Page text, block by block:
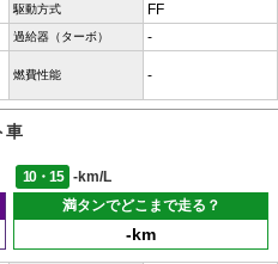
駆動方式 FF
過給器（ターボ） -
燃費性能 -
車
10・15
-km/L
満タンでどこまで走る？
-km